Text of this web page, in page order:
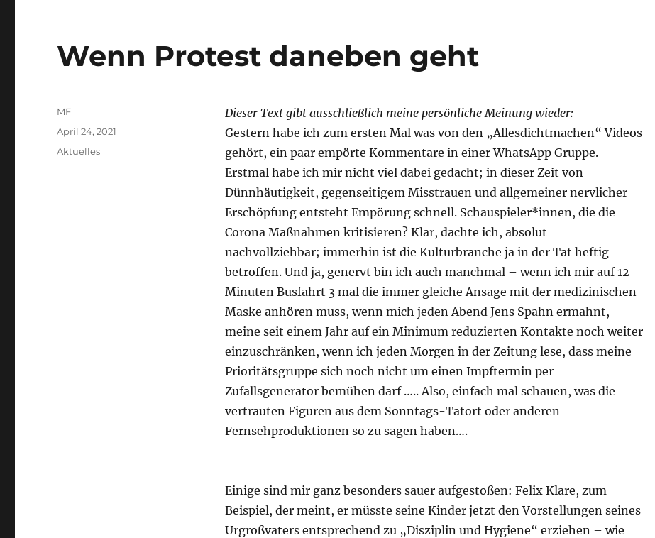
Wenn Protest daneben geht
Dieser Text gibt ausschließlich meine persönliche Meinung wieder:
Gestern habe ich zum ersten Mal was von den „Allesdichtmachen“ Videos
gehört, ein paar empörte Kommentare in einer WhatsApp Gruppe.
Erstmal habe ich mir nicht viel dabei gedacht; in dieser Zeit von
Dünnhäutigkeit, gegenseitigem Misstrauen und allgemeiner nervlicher
Erschöpfung entsteht Empörung schnell. Schauspieler*innen, die die
Corona Maßnahmen kritisieren? Klar, dachte ich, absolut
nachvollziehbar; immerhin ist die Kulturbranche ja in der Tat heftig
betroffen. Und ja, genervt bin ich auch manchmal – wenn ich mir auf 12
Minuten Busfahrt 3 mal die immer gleiche Ansage mit der medizinischen
Maske anhören muss, wenn mich jeden Abend Jens Spahn ermahnt,
meine seit einem Jahr auf ein Minimum reduzierten Kontakte noch weiter
einzuschränken, wenn ich jeden Morgen in der Zeitung lese, dass meine
Prioritätsgruppe sich noch nicht um einen Impftermin per
Zufallsgenerator bemühen darf ….. Also, einfach mal schauen, was die
vertrauten Figuren aus dem Sonntags-Tatort oder anderen
Fernsehproduktionen so zu sagen haben….
Einige sind mir ganz besonders sauer aufgestoßen: Felix Klare, zum
Beispiel, der meint, er müsste seine Kinder jetzt den Vorstellungen seines
Urgroßvaters entsprechend zu „Disziplin und Hygiene“ erziehen – wie
Autor
MF
Veröffentlicht
am
April 24, 2021
Kategorien
Aktuelles